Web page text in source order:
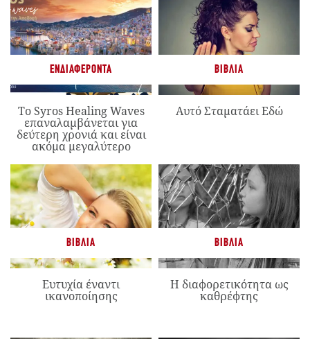
ΕΝΔΙΑΦΈΡΟΝΤΑ
Το Syros Healing Waves
επαναλαμβάνεται για
δεύτερη χρονιά και είναι
ακόμα μεγαλύτερο
ΒΙΒΛΊΑ
Αυτό Σταματάει Εδώ
ΒΙΒΛΊΑ
Ευτυχία έναντι
ικανοποίησης
ΒΙΒΛΊΑ
Η διαφορετικότητα ως
καθρέφτης